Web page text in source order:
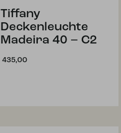
Tiffany
Deckenleuchte
Madeira 40 – C2
435,00